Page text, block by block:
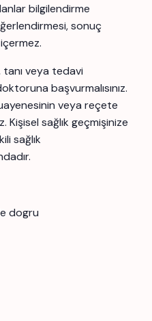
bilgilendirme
sonuç
tanı veya tedavi
başvurmalısınız.
veya reçete
sağlık geçmişinize
sağlık
dogru